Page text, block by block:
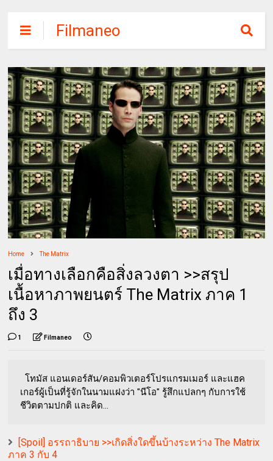
Filmaneo
Home The Matrix
เมื่อทางเลือกคือสิ่งลวงตา >>สรุป
เนื้อหาภาพยนตร์ The Matrix ภาค 1
ถึง 3
1 Filmaneo
โทมัส แอนเดอร์สัน/คอมพิวเตอร์โปรแกรมเมอร์ และแฮค
เกอร์ผู้เป็นที่รู้จักในนามแฝงว่า "นีโอ" รู้สึกแปลกๆ กับการใช้
ชีวิตตามปกติ และคิด...
[Spoil] อรรถาธิบาย >>เกิดสิ่งใดขึ้นบ้างระหว่าง The Matrix
ภาค 3 กับ 4